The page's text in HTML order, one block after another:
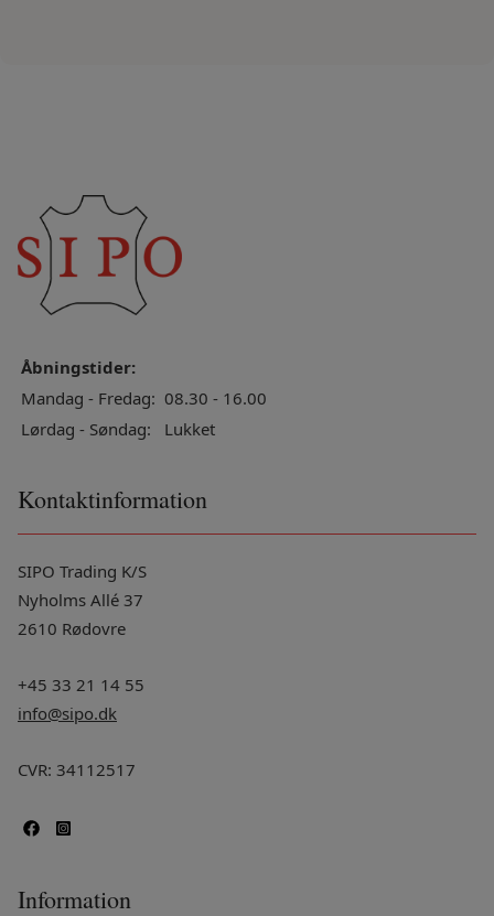
Åbningstider:
Mandag - Fredag: 08.30 - 16.00
Lørdag - Søndag:
Lukket
Kontaktinformation
SIPO Trading K/S
Nyholms Allé 37
2610 Rødovre
+45 33 21 14 55
info@sipo.dk
CVR: 34112517
Information